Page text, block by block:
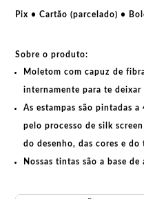
Netanyahu
Pix • Cartão (parcelado) •
Sobre o produto:
Moletom com capuz de
internamente para te deixar
As estampas são pintadas
pelo processo de silk
do desenho, das cores e do
Nossas tintas são a base